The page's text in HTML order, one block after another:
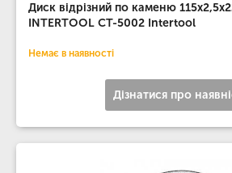
Диск відрізний по каменю
INTERTOOL CT-5002 Intertool
Немає в наявності
Дізнатися про